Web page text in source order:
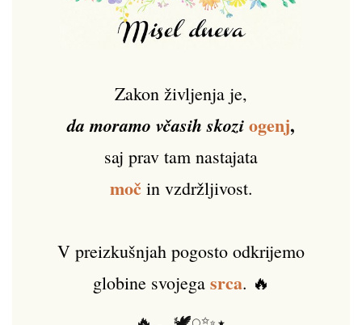
Zakon življenja je,
da moramo včasih skoziogenj,
saj prav tam nastajata
močin vzdržljivost.
V preizkušnjah pogosto odkrijemo
globine svojega srca. 🔥